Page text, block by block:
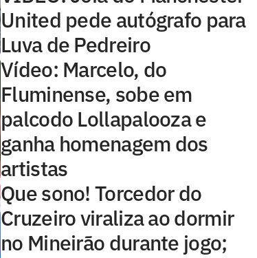
United pede autógrafo para
Luva de Pedreiro
Vídeo: Marcelo, do
Fluminense, sobe em
palcodo Lollapalooza e
ganha homenagem dos
artistas
Que sono! Torcedor do
Cruzeiro viraliza ao dormir
no Mineirão durante jogo;